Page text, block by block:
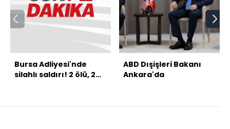
Bursa Adliyesi'nde
silahlı saldırı! 2 ölü, 2
ABD Dışişleri Bakanı
Ankara'da